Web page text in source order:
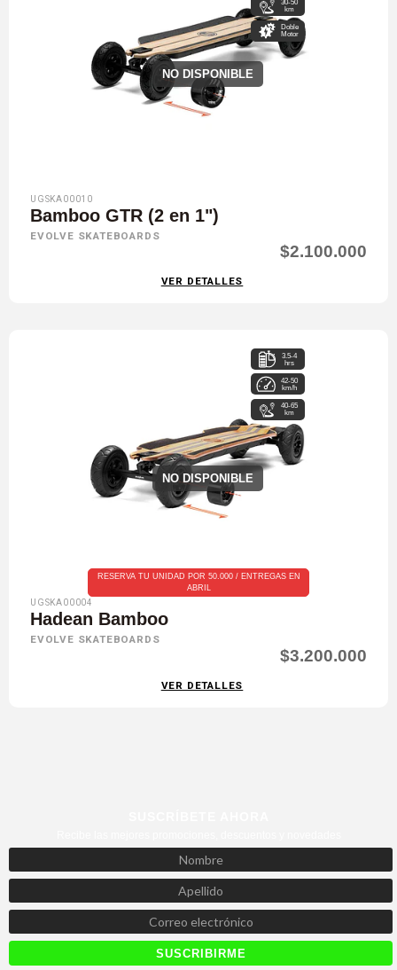
NO DISPONIBLE
km
Doble
Motor
UGSKA00010
Bamboo GTR (2 en 1")
EVOLVE SKATEBOARDS
$2.100.000
VER DETALLES
NO DISPONIBLE
3.5-4
hrs
42-50
km/h
40-65
km
RESERVA TU UNIDAD POR 50.000 / ENTREGAS EN
ABRIL
UGSKA00004
Hadean Bamboo
EVOLVE SKATEBOARDS
$3.200.000
VER DETALLES